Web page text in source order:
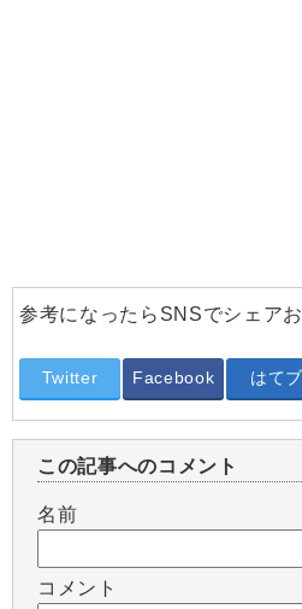
参考になったらSNSでシェアお
Twitter Facebook はてブ
この記事へのコメント
名前
コメント